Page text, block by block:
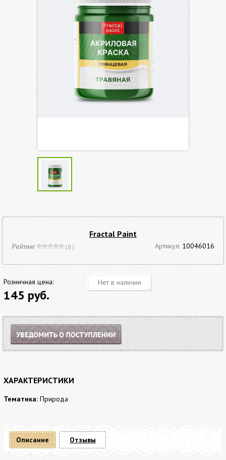
Fractal Paint
Рейтинг ( 0 ) Артикул: 10046016
Розничная цена:
145 руб.
Нет в наличии
ХАРАКТЕРИСТИКИ
Тематика: Природа
Описание Отзывы